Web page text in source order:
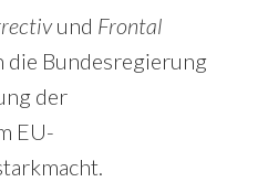
und Frontal
die Bundesregierung
der
EU-